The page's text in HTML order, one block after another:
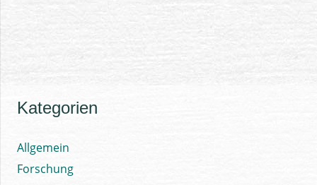
Kategorien
Allgemein
Forschung